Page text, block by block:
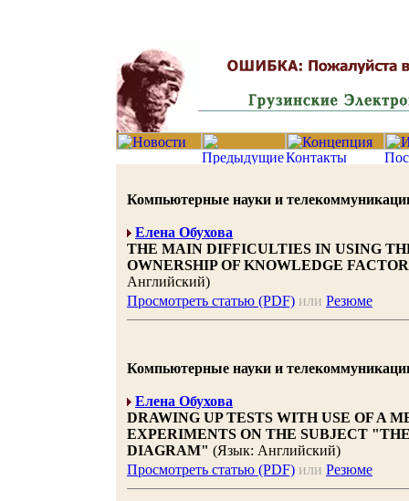
Компьютерные науки и
Елена Обухова
THE MAIN DIFFICULTIES IN USING
OWNERSHIP OF KNOWLEDGE
Английский)
Просмотреть статью (PDF) или Резюме
Компьютерные науки и
Елена Обухова
DRAWING UP TESTS WITH USE OF A
EXPERIMENTS ON THE SUBJECT
DIAGRAM" (Язык: Английский)
Просмотреть статью (PDF) или Резюме